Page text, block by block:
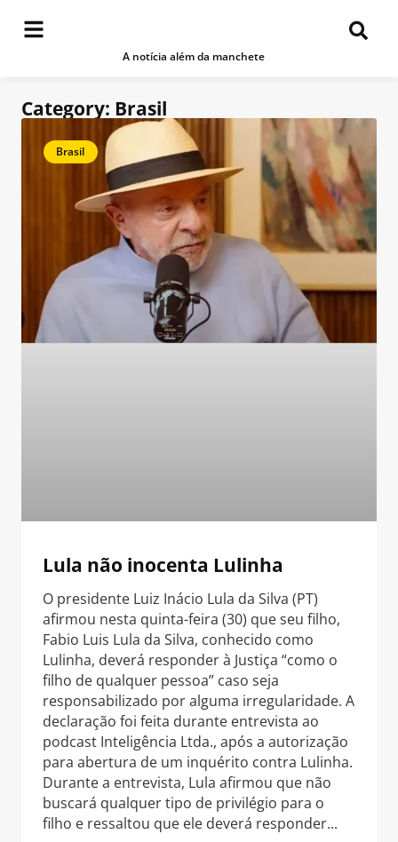
A notícia além da manchete
Category: Brasil
Brasil
Lula não inocenta Lulinha
O presidente Luiz Inácio Lula da Silva (PT)
afirmou nesta quinta-feira (30) que seu filho,
Fabio Luis Lula da Silva, conhecido como
Lulinha, deverá responder à Justiça “como o
filho de qualquer pessoa” caso seja
responsabilizado por alguma irregularidade. A
declaração foi feita durante entrevista ao
podcast Inteligência Ltda., após a autorização
para abertura de um inquérito contra Lulinha.
Durante a entrevista, Lula afirmou que não
buscará qualquer tipo de privilégio para o
filho e ressaltou que ele deverá responder